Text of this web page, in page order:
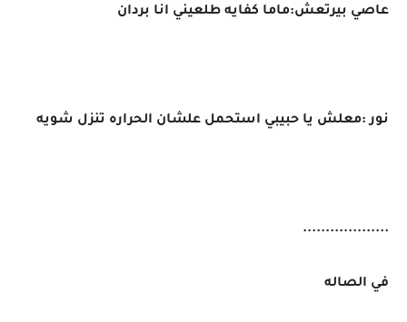
عاصي بيرتعش:ماما كفايه طلعيني انا بردان
نور :معلش يا حبيبي استحمل علشان الحراره تنزل شويه
...................
في الصاله